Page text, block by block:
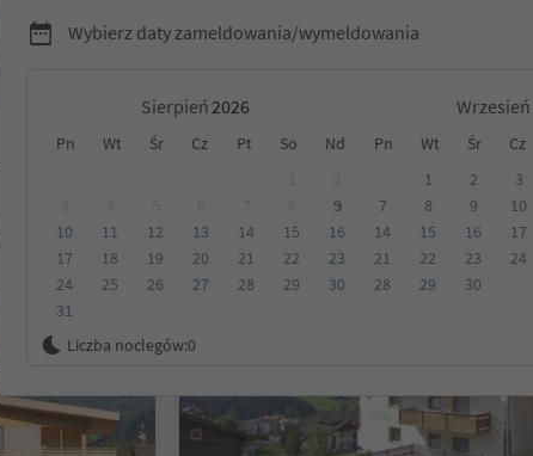
Wybierz daty zameldowania/wymeldowania
Sierpień Wrzesień
Pn Wt Śr Cz Pt So Nd Pn Wt Śr Cz
9
10
11 12 13 14 15
16
17
18 19 20 21 22
23
24
25 26 27 28 29
30
31
1 2 3
7
8 9 10
14
15 16 17
21
22 23 24
28
29 30
Liczba noclegów:0
Kategoria Opcje wyżywienia Ekologiczne zakwaterowanie